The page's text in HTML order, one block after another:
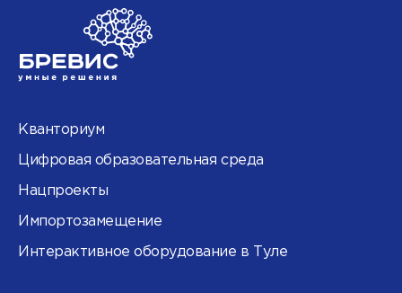
Кванториум
Цифровая образовательная среда
Нацпроекты
Импортозамещение
Интерактивное оборудование в Туле